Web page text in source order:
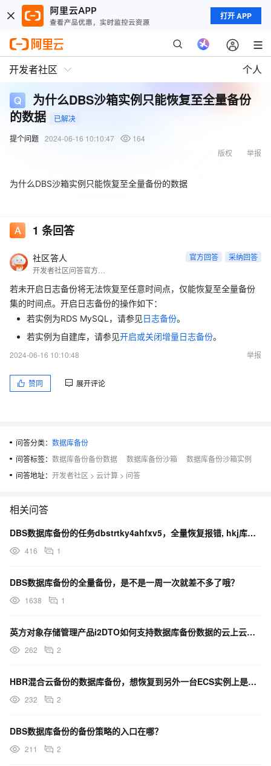
打开 APP
开发者社区 个人
为什么DBS沙箱实例只能恢复至全量备份
的数据
已解决
提个问题 2024-06-16 10:10:47
164
举报
版权
为什么DBS沙箱实例只能恢复至全量备份的数据
1 条回答
社区答人 官方回答 采纳回答
若未开启日志备份将无法恢复至任意时间点，仅能恢复至全量备份
集的时间点。开启日志备份的操作如下：
若实例为RDS MySQL，请参见日志备份。
若实例为自建库，请参见开启或关闭增量日志备份。
2024-06-16 10:10:48
举报
赞同 展开评论
问答分类： 数据库备份
问答标签： 数据库备份备份数据 数据库备份沙箱
数据库备份沙箱实例
问答地址： 开发者社区 > 云计算 > 问答
相关问答
DBS数据库备份的任务dbstrtky4ahfxv5，全量恢复报错, hkj库一个表恢复失败怎么办？
416 1
DBS数据库备份的全量备份，是不是一周一次就差不多了哦？
1638 1
英方对象存储管理产品i2DTO如何支持数据库备份数据的云上云下迁移？
262 2
HBR混合云备份的数据库备份，想恢复到另外一台ECS实例上是否可以？
232 2
DBS数据库备份的备份策略的入口在哪？
211 2